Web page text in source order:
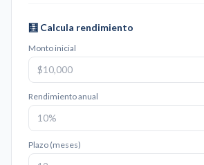
🧮 Calcula rendimiento
Monto inicial
Rendimiento anual
Plazo (meses)